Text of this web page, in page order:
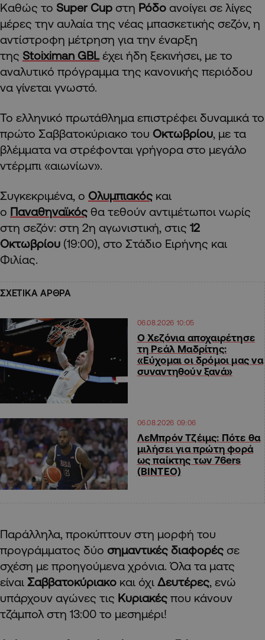
Καθώς το Super Cup στη Ρόδο ανοίγει σε λίγες
μέρες την αυλαία της νέας μπασκετικής σεζόν, η
αντίστροφη μέτρηση για την έναρξη
της Stoiximan GBLέχει ήδη ξεκινήσει, με το
αναλυτικό πρόγραμμα της κανονικής περιόδου
να γίνεται γνωστό.
Το ελληνικό πρωτάθλημα επιστρέφει δυναμικά το
πρώτο Σαββατοκύριακο του Οκτωβρίου, με τα
βλέμματα να στρέφονται γρήγορα στο μεγάλο
ντέρμπι «αιωνίων».
Συγκεκριμένα, ο Ολυμπιακός και
ο Παναθηναϊκός θα τεθούν αντιμέτωποι νωρίς
στη σεζόν: στη 2η αγωνιστική, στις 12
Οκτωβρίου (19:00), στο Στάδιο Ειρήνης και
Φιλίας.
ΣΧΕΤΙΚΑ ΑΡΘΡΑ
06.08.2026 10:05
Ο Χεζόνια αποχαιρέτησε
τη Ρεάλ Μαδρίτης:
«Εύχομαι οι δρόμοι μας να
συναντηθούν ξανά»
06.08.2026 09:06
ΛεΜπρόν Τζέιμς: Πότε θα
μιλήσει για πρώτη φορά
ως παίκτης των 76ers
(ΒΙΝΤΕΟ)
Παράλληλα, προκύπτουν στη μορφή του
προγράμματος δύο σημαντικές διαφορές σε
σχέση με προηγούμενα χρόνια. Όλα τα ματς
είναι Σαββατοκύριακο και όχι Δευτέρες, ενώ
υπάρχουν αγώνες τις Κυριακές που κάνουν
τζάμπολ στη 13:00 το μεσημέρι!